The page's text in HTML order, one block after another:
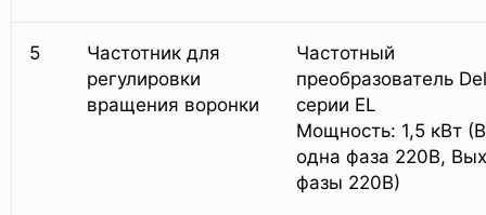
5
Частотник для
регулировки
вращения воронки
Частотный
преобразователь
серии EL
Мощность: 1,5 кВт
одна фаза 220В,
фазы 220В)